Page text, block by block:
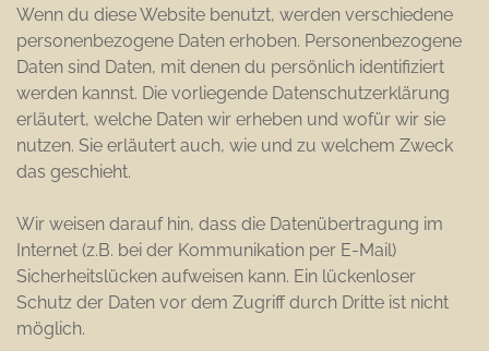
Wenn du diese Website benutzt, werden verschiedene
personenbezogene Daten erhoben. Personenbezogene
Daten sind Daten, mit denen du persönlich identifiziert
werden kannst. Die vorliegende Datenschutzerklärung
erläutert, welche Daten wir erheben und wofür wir sie
nutzen. Sie erläutert auch, wie und zu welchem Zweck
das geschieht.
Wir weisen darauf hin, dass die Datenübertragung im
Internet (z.B. bei der Kommunikation per E-Mail)
Sicherheitslücken aufweisen kann. Ein lückenloser
Schutz der Daten vor dem Zugriff durch Dritte ist nicht
möglich.